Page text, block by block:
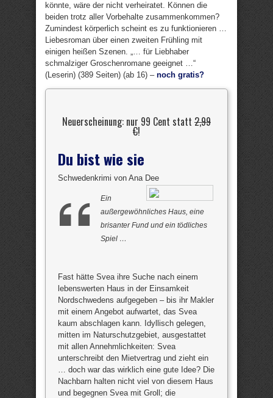
könnte, wäre der nicht verheiratet. Können die
beiden trotz aller Vorbehalte zusammenkommen?
Zumindest körperlich scheint es zu funktionieren …
Liebesroman über einen zweiten Frühling mit
einigen heißen Szenen. „… für Liebhaber
schmalziger Groschenromane geeignet …“
(Leserin) (389 Seiten) (ab 16) – noch gratis?
Neuerscheinung: nur 99 Cent statt 2,99
€!
Du bist wie sie
Schwedenkrimi von Ana Dee
Ein
außergewöhnliches Haus, eine
brisanter Fund und ein tödliches
Spiel …
Fast hätte Svea ihre Suche nach einem
lebenswerten Haus in der Einsamkeit
Nordschwedens aufgegeben – bis ihr Makler
mit einem Angebot aufwartet, das Svea
kaum abschlagen kann. Idyllisch gelegen,
mitten im Naturschutzgebiet, ausgestattet
mit allen Annehmlichkeiten: Svea
unterschreibt den Mietvertrag und zieht ein
… doch war das wirklich eine gute Idee? Die
Nachbarn halten nicht viel von diesem Haus
und begegnen Svea mit Groll; die